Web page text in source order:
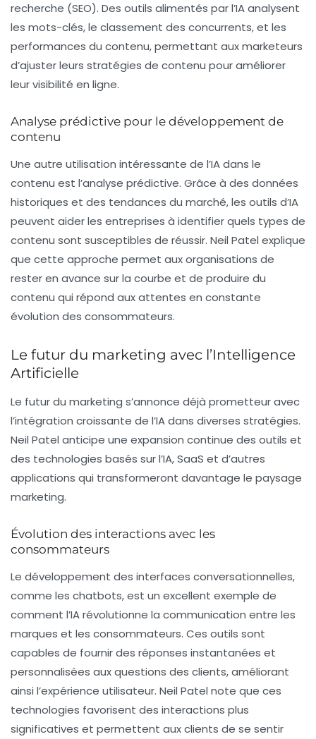
recherche (SEO). Des outils alimentés par l’IA analysent
les mots-clés, le classement des concurrents, et les
performances du contenu, permettant aux marketeurs
d’ajuster leurs stratégies de contenu pour améliorer
leur visibilité en ligne.
Analyse prédictive pour le développement de
contenu
Une autre utilisation intéressante de l’IA dans le
contenu est l’analyse prédictive. Grâce à des données
historiques et des tendances du marché, les outils d’IA
peuvent aider les entreprises à identifier quels types de
contenu sont susceptibles de réussir. Neil Patel explique
que cette approche permet aux organisations de
rester en avance sur la courbe et de produire du
contenu qui répond aux attentes en constante
évolution des consommateurs.
Le futur du marketing avec l’Intelligence
Artificielle
Le futur du marketing s’annonce déjà prometteur avec
l’intégration croissante de l’IA dans diverses stratégies.
Neil Patel anticipe une expansion continue des outils et
des technologies basés sur l’IA, SaaS et d’autres
applications qui transformeront davantage le paysage
marketing.
Évolution des interactions avec les
consommateurs
Le développement des interfaces conversationnelles,
comme les chatbots, est un excellent exemple de
comment l’IA révolutionne la communication entre les
marques et les consommateurs. Ces outils sont
capables de fournir des réponses instantanées et
personnalisées aux questions des clients, améliorant
ainsi l’expérience utilisateur. Neil Patel note que ces
technologies favorisent des interactions plus
significatives et permettent aux clients de se sentir